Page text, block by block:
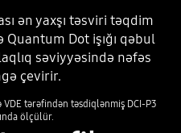
ən yaxşı təsviri təqdim
Quantum Dot işığı qəbul
səviyyəsində nəfəs
çevirir.
tərəfindən təsdiqlənmiş DCI-P3
ölçülür.